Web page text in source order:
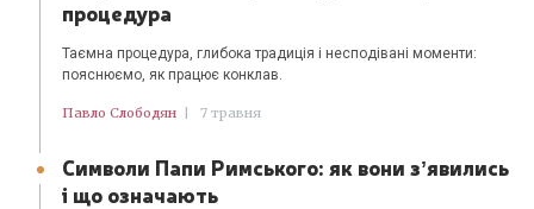
процедура
Таємна процедура, глибока традиція і несподівані моменти:
пояснюємо, як працює конклав.
Павло Слободян | 7 травня
Символи Папи Римського: як вони зʼявились
і що означають